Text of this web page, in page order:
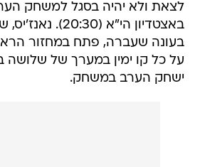
לצאת ולא יהיה בסגל למשחק
באצטדיון הי"א
בעונה שעברה, פתח במחזור
על כל קו ימין במערך של שלושה
ישחק הערב במשחק.